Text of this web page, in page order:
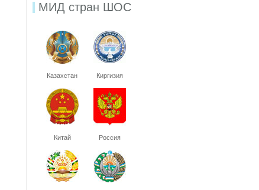
МИД стран ШОС
Казахстан Киргизия
Китай Россия